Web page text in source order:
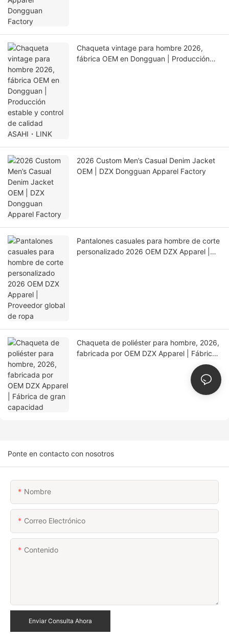
Chaqueta vintage para hombre 2026,
fábrica OEM en Dongguan | Producción
2026 Custom Men’s Casual Denim Jacket
OEM | DZX Dongguan Apparel Factory
Pantalones casuales para hombre de corte
personalizado 2026 OEM DZX Apparel |
Chaqueta de poliéster para hombre, 2026,
fabricada por OEM DZX Apparel | Fábrica
Ponte en contacto con nosotros
Nombre
Correo Electrónico
Contenido
Enviar Consulta Ahora